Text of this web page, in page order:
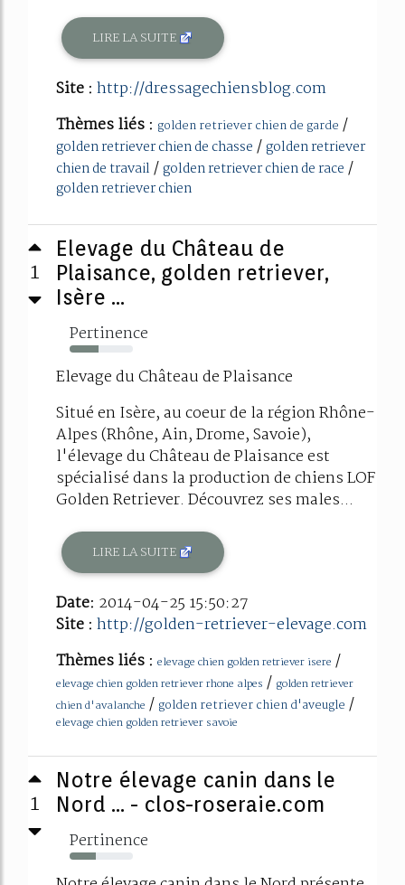
LIRE LA SUITE
Site : http://dressagechiensblog.com
Thèmes liés : golden retriever chien de garde /
golden retriever chien de chasse / golden retriever
chien de travail / golden retriever chien de race /
golden retriever chien
1
Elevage du Château de
Plaisance, golden retriever,
Isère ...
Pertinence
46%
Elevage du Château de Plaisance
Situé en Isère, au coeur de la région Rhône-
Alpes (Rhône, Ain, Drome, Savoie),
l'élevage du Château de Plaisance est
spécialisé dans la production de chiens LOF
Golden Retriever. Découvrez ses males...
LIRE LA SUITE
Date: 2014-04-25 15:50:27
Site : http://golden-retriever-elevage.com
Thèmes liés : elevage chien golden retriever isere /
elevage chien golden retriever rhone alpes / golden retriever
chien d'avalanche / golden retriever chien d'aveugle /
elevage chien golden retriever savoie
1
Notre élevage canin dans le
Nord ... - clos-roseraie.com
Pertinence
42%